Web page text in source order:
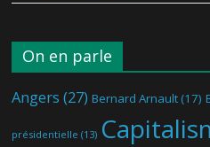
On en parle
Angers (27) Bernard Arnault (17)
présidentielle (13)